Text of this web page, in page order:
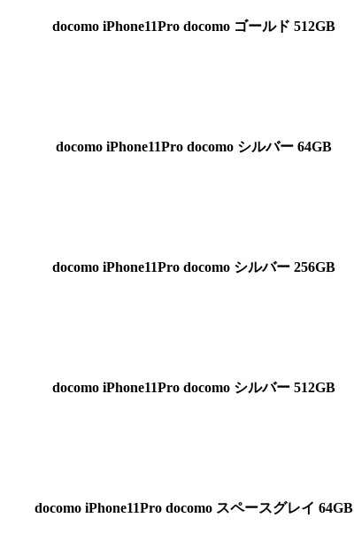
docomo iPhone11Pro docomo ゴールド 512GB
docomo iPhone11Pro docomo シルバー 64GB
docomo iPhone11Pro docomo シルバー 256GB
docomo iPhone11Pro docomo シルバー 512GB
docomo iPhone11Pro docomo スペースグレイ 64GB